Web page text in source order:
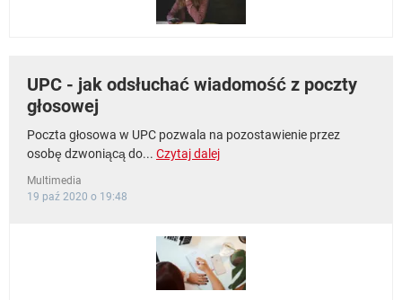
UPC - jak odsłuchać wiadomość z poczty
głosowej
Poczta głosowa w UPC pozwala na pozostawienie przez
osobę dzwoniącą do... Czytaj dalej
Multimedia
19 paź 2020 o 19:48